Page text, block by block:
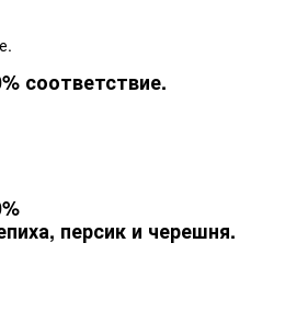
соответствие.
персик и черешня.